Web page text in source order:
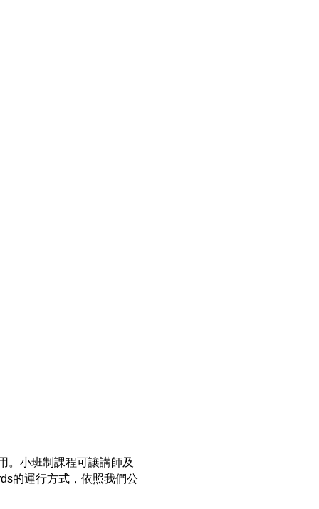
。小班制課程可讓講師及
的運行方式，依照我們公